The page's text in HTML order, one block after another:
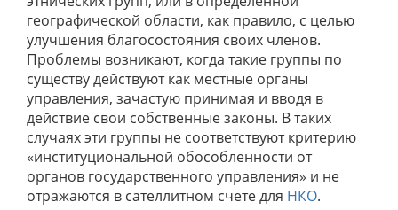
географической области, как правило, с целью
улучшения благосостояния своих членов.
Проблемы возникают, когда такие группы по
существу действуют как местные органы
управления, зачастую принимая и вводя в
действие свои собственные законы. В таких
случаях эти группы не соответствуют критерию
«институциональной обособленности от
органов государственного управления» и не
отражаются в сателлитном счете для НКО.